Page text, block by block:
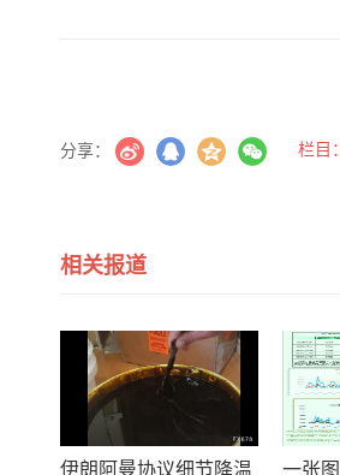
分享： 栏目：
相关报道
伊朗阿曼协议细节降温 一张